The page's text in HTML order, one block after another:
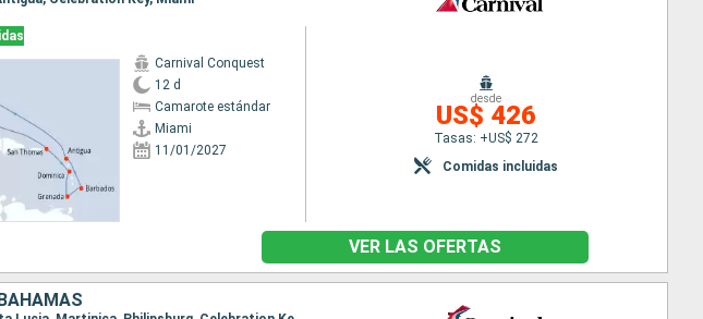
Carnival Conquest
12 d
Camarote estándar
Miami
11/01/2027
desde
US$ 426
Tasas: +US$ 272
Comidas incluidas
VER LAS OFERTAS